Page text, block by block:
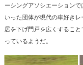
ーシングアソシエーション
いった団体が現代の車好き
居を下げ門戸を広くするこ
っているようだ。